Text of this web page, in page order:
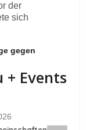
der
sich
gegen
+ Events